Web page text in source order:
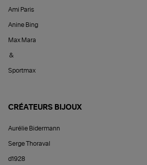
Ami Paris
Anine Bing
Max Mara
&
Sportmax
CRÉATEURS BIJOUX
Aurélie Bidermann
Serge Thoraval
d1928